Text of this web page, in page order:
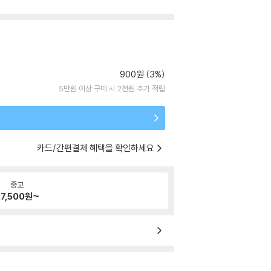
900원 (3%)
5만원 이상 구매 시 2천원 추가 적립
카드/간편결제 혜택을 확인하세요
중고
원~